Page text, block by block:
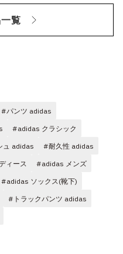
覧
#パンツ adidas
#adidas クラシック
ュ adidas
#耐久性 adidas
ィース
#adidas メンズ
#adidas ソックス(靴下)
#トラックパンツ adidas